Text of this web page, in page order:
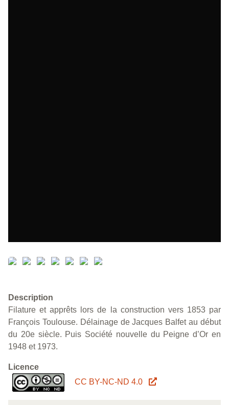
Description
Filature et apprêts lors de la construction vers 1853 par
François Toulouse. Délainage de Jacques Balfet au début
du 20e siècle. Puis Société nouvelle du Peigne d’Or en
1948 et 1973.
Licence
CC BY-NC-ND 4.0